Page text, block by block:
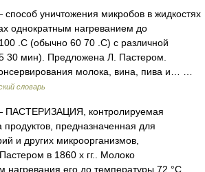
уничтожения микробов в жидкостях
однократным нагреванием до
.С (обычно 60 70 .С) с различной
30 мин). Предложена Л. Пастером.
молока, вина, пива и… …
словарь
ПАСТЕРИЗАЦИЯ, контролируемая
продуктов, предназначенная для
и других микроорганизмов,
в 1860 х гг.. Молоко
нагревания его до температуры 72 °С,